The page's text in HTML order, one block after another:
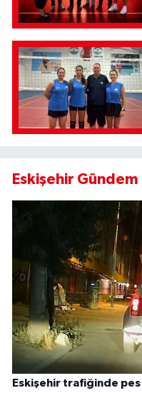
Eskişehir Gündem
Eskişehir trafiğinde